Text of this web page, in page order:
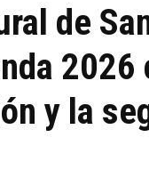
de
2026
y la